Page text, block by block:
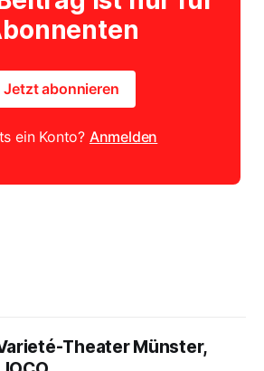
Jetzt abonnieren
ein Konto? Anmelden
Theater Münster,